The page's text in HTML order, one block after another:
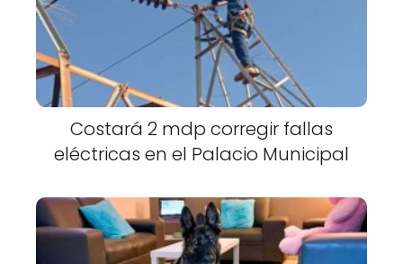
Costará 2 mdp corregir fallas
eléctricas en el Palacio Municipal